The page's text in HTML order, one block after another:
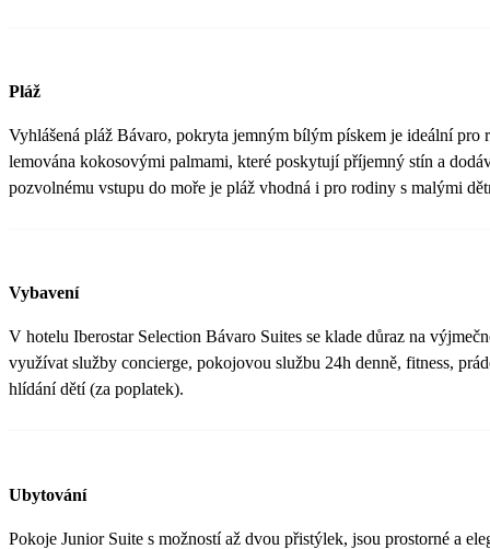
Pláž
Vyhlášená pláž Bávaro, pokryta jemným bílým pískem je ideální pro
lemována kokosovými palmami, které poskytují příjemný stín a
pozvolnému vstupu do moře je pláž vhodná i pro rodiny s malými
Vybavení
V hotelu Iberostar Selection Bávaro Suites se klade důraz na
využívat služby concierge, pokojovou službu 24h denně, fitness,
hlídání dětí (za poplatek).
Ubytování
Pokoje Junior Suite s možností až dvou přistýlek, jsou prostorné a